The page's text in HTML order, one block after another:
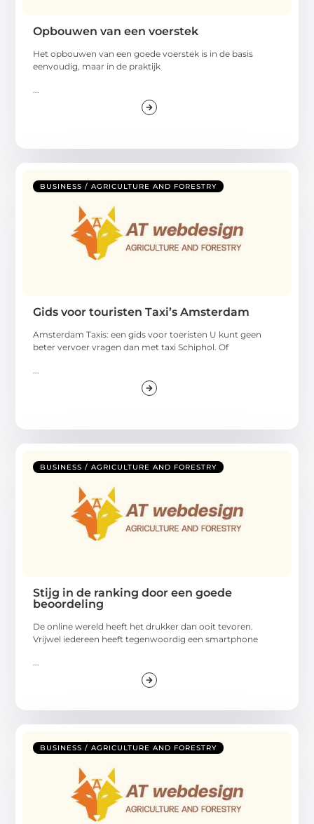
Opbouwen van een voerstek
Het opbouwen van een goede voerstek is in de basis
eenvoudig, maar in de praktijk
BUSINESS / AGRICULTURE AND FORESTRY
Gids voor touristen Taxi’s Amsterdam
Amsterdam Taxis: een gids voor toeristen U kunt geen
beter vervoer vragen dan met taxi Schiphol. Of
BUSINESS / AGRICULTURE AND FORESTRY
Stijg in de ranking door een goede
beoordeling
De online wereld heeft het drukker dan ooit tevoren.
Vrijwel iedereen heeft tegenwoordig een smartphone
BUSINESS / AGRICULTURE AND FORESTRY